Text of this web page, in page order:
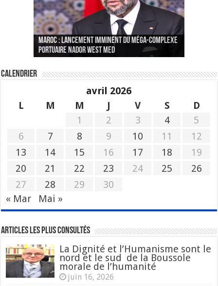
MAROC : Lancement imminent du méga-complexe
portuaire Nador West Med
Le Wali Ait Taleb préside la nomination du
nouveau Secrétaire Général pour insuffler un
sang nouveau à l’administration
Fès : La 70e conférence annuelle de la
Fédération internationale des journalistes et
des écrivains s’est achevée
Paris va présenter à Alger une liste de
« plusieurs centaines de personnes » aux
profils « dangereux »
CGEM: le binôme Oukacha-Joundy reconduit à la
tête de la Fédération des pêches maritimes
Calendrier
avril 2026
L
M M J V S
D
1
2 3 4
5
6
7 8 9 10 11
12
13
14 15 16 17 18
19
20
21 22 23 24 25
26
27
28 29
30
« Mar
Mai »
Articles les plus consultés
La Dignité et l’Humanisme sont le
nord et le sud de la Boussole
morale de l’humanité
juin 16, 2026